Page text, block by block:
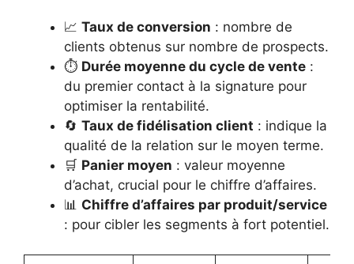
📈 Taux de conversion : nombre de
clients obtenus sur nombre de prospects.
⏱️ Durée moyenne du cycle de vente :
du premier contact à la signature pour
optimiser la rentabilité.
🔄 Taux de fidélisation client : indique la
qualité de la relation sur le moyen terme.
🛒 Panier moyen : valeur moyenne
d’achat, crucial pour le chiffre d’affaires.
📊 Chiffre d’affaires par produit/service
: pour cibler les segments à fort potentiel.